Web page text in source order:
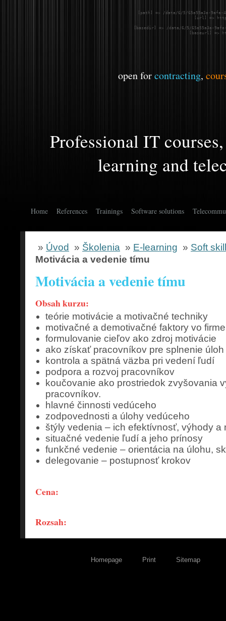
[path] => /data/6/5/65a55a3a-
[url] =>
[basedir] => /data/6/5/65a55a3a-
[baseurl] =>
open forcontracting,
Professional IT
learning and
Home References Trainings Software solutions
» Úvod » Školenia » E-learning » Soft
Motivácia a vedenie tímu
Motivácia a vedenie tímu
Obsah kurzu:
teórie motivácie a motivačné techniky
motivačné a demotivačné faktory vo firme
formulovanie cieľov ako zdroj motivácie
ako získať pracovníkov pre splnenie úloh
kontrola a spätná väzba pri vedení ľudí
podpora a rozvoj pracovníkov
koučovanie ako prostriedok zvyšovania
pracovníkov.
hlavné činnosti vedúceho
zodpovednosti a úlohy vedúceho
štýly vedenia – ich efektívnosť, výhody a
situačné vedenie ľudí a jeho prínosy
funkčné vedenie – orientácia na úlohu,
delegovanie – postupnosť krokov
Cena:
Rozsah:
Homepage Print Sitemap